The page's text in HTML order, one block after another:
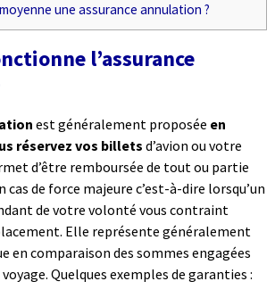
une assurance annulation ?
l’assurance
est généralement proposée en
réservez vos billets d’avion ou votre
d’être remboursée de tout ou partie
cas de force majeure c’est-à-dire lorsqu’un
de votre volonté vous contraint
Elle représente généralement
en comparaison des sommes engagées
Quelques exemples de garanties :